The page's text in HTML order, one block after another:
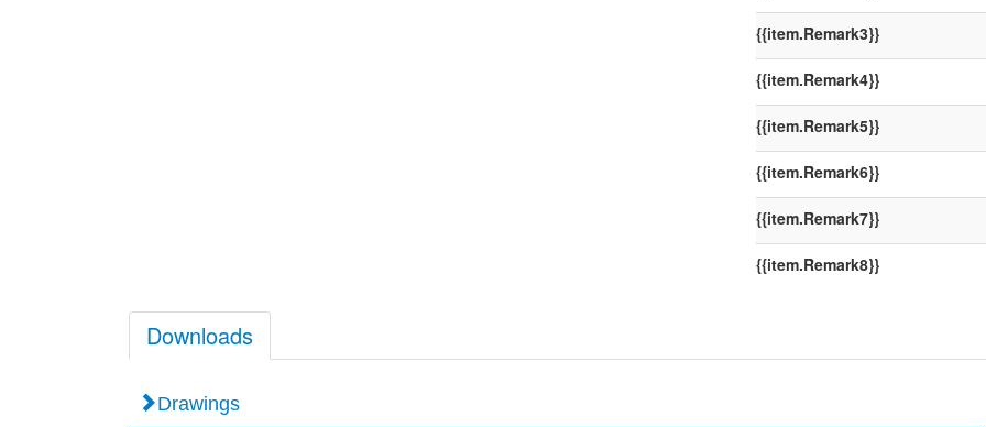
{{item.Remark3}}
{{item.Remark4}}
{{item.Remark5}}
{{item.Remark6}}
{{item.Remark7}}
{{item.Remark8}}
Downloads
Drawings